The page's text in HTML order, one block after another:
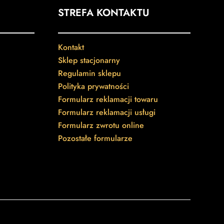
STREFA KONTAKTU
Kontakt
Sklep stacjonarny
Regulamin sklepu
Polityka prywatności
Formularz reklamacji towaru
Formularz reklamacji usługi
Formularz zwrotu online
Pozostałe formularze